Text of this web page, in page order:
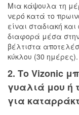
Μια κάψουλα τη
νερό κατά το
είναι σταδιακή
διαφορά μέσα
βέλτιστα
κύκλου (30 ημέρες).
2. Το Vizonic
γυαλιά μου ή
για